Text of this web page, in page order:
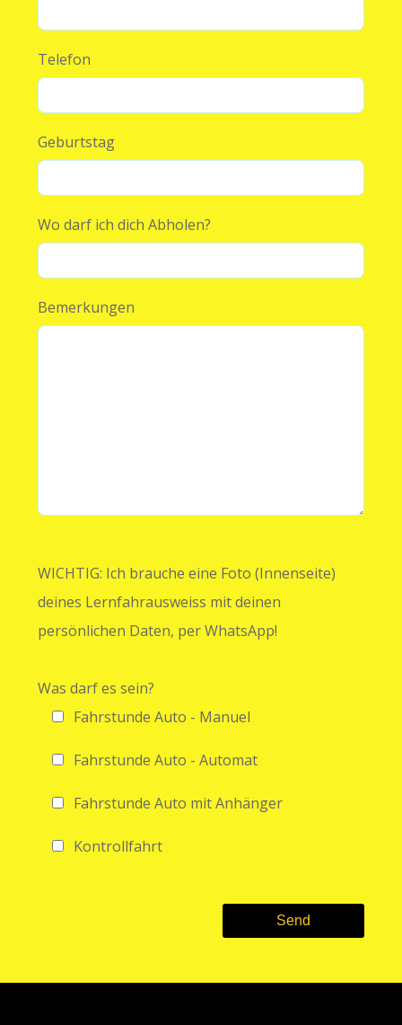
Telefon
Geburtstag
Wo darf ich dich Abholen?
Bemerkungen
WICHTIG: Ich brauche eine Foto (Innenseite)
deines Lernfahrausweiss mit deinen
persönlichen Daten, per WhatsApp!
Was darf es sein?
Fahrstunde Auto - Manuel
Fahrstunde Auto - Automat
Fahrstunde Auto mit Anhänger
Kontrollfahrt